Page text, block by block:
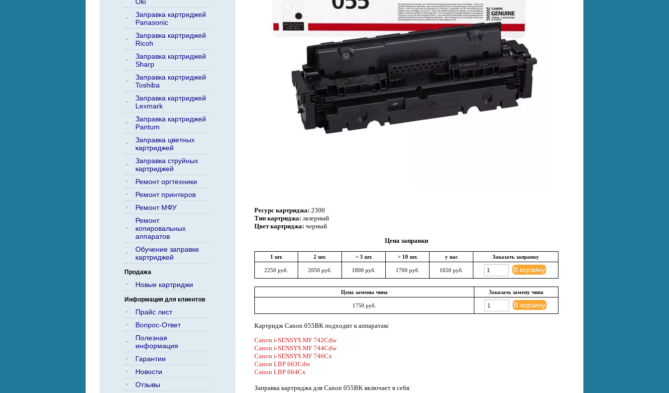
Заправка картриджей
Panasonic
Заправка картриджей
Ricoh
Заправка картриджей
Sharp
Заправка картриджей
Toshiba
Заправка картриджей
Lexmark
Заправка картриджей
Pantum
Заправка цветных
картриджей
Заправка струйных
картриджей
Ремонт оргтехники
Ремонт принтеров
Ремонт МФУ
Ремонт
копировальных
аппаратов
Обучение заправке
картриджей
Продажа
Новые картриджи
Информация для клиентов
Прайс лист
Вопрос-Ответ
Полезная
информация
Гарантии
Новости
Отзывы
Ресурс картриджа: 2300
Тип картриджа: лазерный
Цвет картриджа: черный
Цена заправки
1 шт. 2 шт. > 3 шт. > 10 шт. у нас Заказать заправку
2250 руб. 2050 руб. 1800 руб. 1700 руб. 1650 руб. В корзину
Цена замены чипа Заказать замену чипа
1750 руб. В корзину
Картридж Canon 055BK подходит к аппаратам:
Canon i-SENSYS MF 742Cdw
Canon i-SENSYS MF 744Cdw
Canon i-SENSYS MF 746Cx
Canon LBP 663Cdw
Canon LBP 664Cx
Заправка картриджа для Canon 055BK включает в себя: